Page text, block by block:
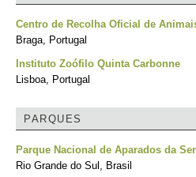
Centro de Recolha Oficial de
Braga, Portugal
Instituto Zoófilo Quinta Carbonne
Lisboa, Portugal
PARQUES
Parque Nacional de Aparados da
Rio Grande do Sul, Brasil